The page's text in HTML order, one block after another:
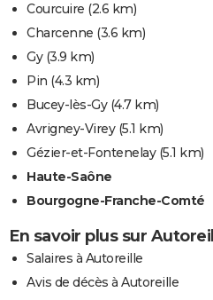
Courcuire (2.6 km)
Charcenne (3.6 km)
Gy(3.9 km)
Pin (4.3 km)
Bucey-lès-Gy(4.7 km)
Avrigney-Virey(5.1 km)
Gézier-et-Fontenelay(5.1 km)
Haute-Saône
Bourgogne-Franche-Comté
En savoir plus sur
Salaires à Autoreille
Avis de décès à Autoreille